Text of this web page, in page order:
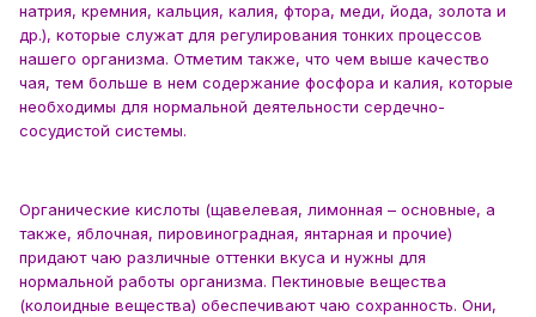
натрия, кремния, кальция, калия, фтора, меди, йода, золота и
др.), которые служат для регулирования тонких процессов
нашего организма. Отметим также, что чем выше качество
чая, тем больше в нем содержание фосфора и калия, которые
необходимы для нормальной деятельности сердечно-
сосудистой системы.
Органические кислоты (щавелевая, лимонная – основные, а
также, яблочная, пировиноградная, янтарная и прочие)
придают чаю различные оттенки вкуса и нужны для
нормальной работы организма. Пектиновые вещества
(колоидные вещества) обеспечивают чаю сохранность. Они,